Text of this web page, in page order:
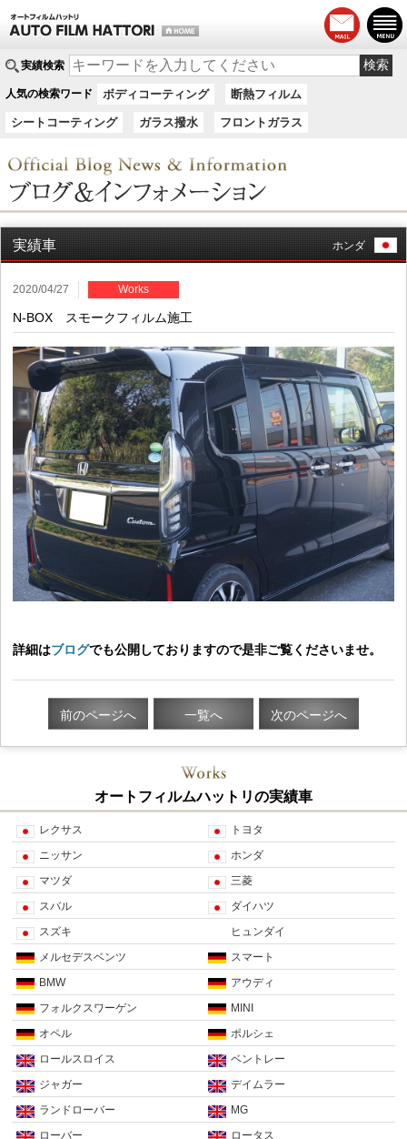
実績検索
人気の検索ワード ボディコーティング 断熱フィルム
シートコーティング ガラス撥水 フロントガラス
実績車 ホンダ
2020/04/27 Works
N-BOX スモークフィルム施工
詳細はブログでも公開しておりますので是非ご覧くださいませ。
前のページへ 一覧へ 次のページへ
オートフィルムハットリの実績車
レクサス
トヨタ
ニッサン
ホンダ
マツダ
三菱
スバル
ダイハツ
スズキ
ヒュンダイ
メルセデスベンツ
スマート
BMW
アウディ
フォルクスワーゲン
MINI
オペル
ポルシェ
ロールスロイス
ベントレー
ジャガー
デイムラー
ランドローバー
MG
ローバー
ロータス